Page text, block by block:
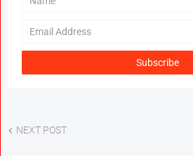
NEXT POST